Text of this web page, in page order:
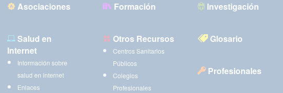
Asociaciones Formación Investigación
Salud en
Internet
Información sobre
salud en internet
Enlaces
Otros Recursos
Centros Sanitarios
Públicos
Colegios
Profesionales
Glosario
Profesionales